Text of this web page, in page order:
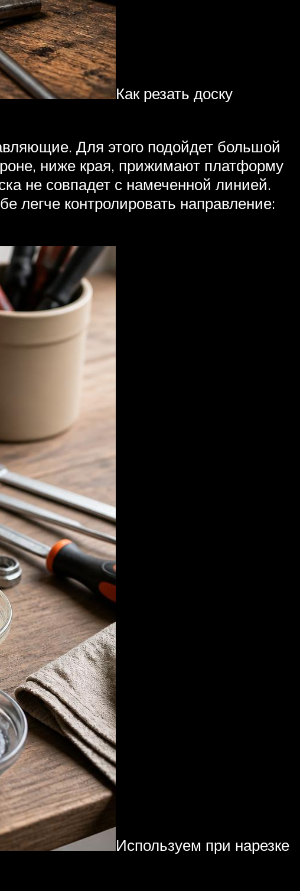
Как резать доску
Для этого подойдет большой
ниже края, прижимают платформу
не совпадет с намеченной линией.
легче контролировать направление:
Используем при нарезке